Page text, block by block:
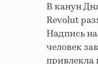
В канун
Revolut
Надпись
человек
привлекла